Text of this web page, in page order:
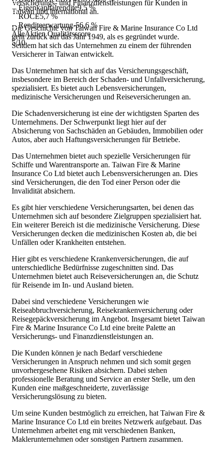
Eigenkapitalrendite9,5 %
ROCE5,7 %
Renditeerwartung-56,6 %
AlleAktien Qualitätsscore
5/10
Versicherungs- und Finanzdienstleistungen für Kunden in
Taiwan und international an.
Die Geschichte von Taiwan Fire & Marine Insurance Co Ltd
geht zurück auf das Jahr 1949, als es gegründet wurde.
Seitdem hat sich das Unternehmen zu einem der führenden
Versicherer in Taiwan entwickelt.
Das Unternehmen hat sich auf das Versicherungsgeschäft,
insbesondere im Bereich der Schaden- und Unfallversicherung,
spezialisiert. Es bietet auch Lebensversicherungen,
medizinische Versicherungen und Reiseversicherungen an.
Die Schadenversicherung ist eine der wichtigsten Sparten des
Unternehmens. Der Schwerpunkt liegt hier auf der
Absicherung von Sachschäden an Gebäuden, Immobilien oder
Autos, aber auch Haftungsversicherungen für Betriebe.
Das Unternehmen bietet auch spezielle Versicherungen für
Schiffe und Warentransporte an. Taiwan Fire & Marine
Insurance Co Ltd bietet auch Lebensversicherungen an. Dies
sind Versicherungen, die den Tod einer Person oder die
Invalidität absichern.
Es gibt hier verschiedene Versicherungsarten, bei denen das
Unternehmen sich auf besondere Zielgruppen spezialisiert hat.
Ein weiterer Bereich ist die medizinische Versicherung. Diese
Versicherungen decken die medizinischen Kosten ab, die bei
Unfällen oder Krankheiten entstehen.
Hier gibt es verschiedene Krankenversicherungen, die auf
unterschiedliche Bedürfnisse zugeschnitten sind. Das
Unternehmen bietet auch Reiseversicherungen an, die Schutz
für Reisende im In- und Ausland bieten.
Dabei sind verschiedene Versicherungen wie
Reiseabbruchversicherung, Reisekrankenversicherung oder
Reisegepäckversicherung im Angebot. Insgesamt bietet Taiwan
Fire & Marine Insurance Co Ltd eine breite Palette an
Versicherungs- und Finanzdienstleistungen an.
Die Kunden können je nach Bedarf verschiedene
Versicherungen in Anspruch nehmen und sich somit gegen
unvorhergesehene Risiken absichern. Dabei stehen
professionelle Beratung und Service an erster Stelle, um den
Kunden eine maßgeschneiderte, zuverlässige
Versicherungslösung zu bieten.
Um seine Kunden bestmöglich zu erreichen, hat Taiwan Fire &
Marine Insurance Co Ltd ein breites Netzwerk aufgebaut. Das
Unternehmen arbeitet eng mit verschiedenen Banken,
Maklerunternehmen oder sonstigen Partnern zusammen.